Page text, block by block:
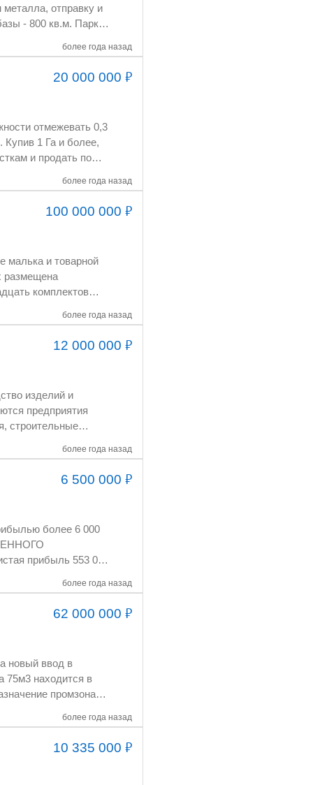
10 странах. 5??
до 120 ? за
с новым
??
после передачи.
более года назад
- 800 кв.м. Парк
20 000 000₽
более года назад
отмежевать 0,3
Купив 1 Га и более,
и продать по
Двор. Можно
млн.р., 21
поселений,
с категорией
до 5000 кв.м.
100 000 000₽
более года назад
размещена
(180 кВт/час),
12 000 000₽
более года назад
6 500 000₽
более года назад
на
и понятная
62 000 000₽
более года назад
10 335 000₽